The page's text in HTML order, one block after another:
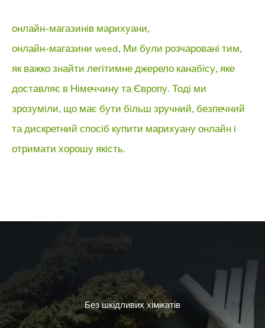
онлайн-магазинів марихуани,
онлайн-магазини weed, Ми були розчаровані тим,
як важко знайти легітимне джерело канабісу, яке
доставляє в Німеччину та Європу. Тоді ми
зрозуміли, що має бути більш зручний, безпечний
та дискретний спосіб купити марихуану онлайн і
отримати хорошу якість.
Без шкідливих хімікатів